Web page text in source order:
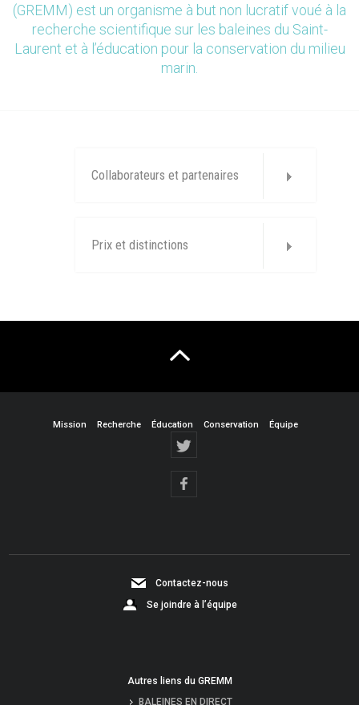
(GREMM) est un organisme à but non lucratif voué à la
recherche scientifique sur les baleines du Saint-
Laurent et à l’éducation pour la conservation du milieu
marin.
Collaborateurs et partenaires
Prix et distinctions
Mission Recherche Éducation Conservation Équipe
Contactez-nous
Se joindre à l’équipe
Autres liens du GREMM
BALEINES EN DIRECT